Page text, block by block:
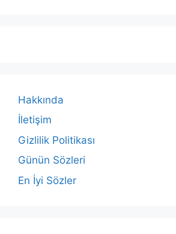
Hakkında
İletişim
Gizlilik Politikası
Günün Sözleri
En İyi Sözler